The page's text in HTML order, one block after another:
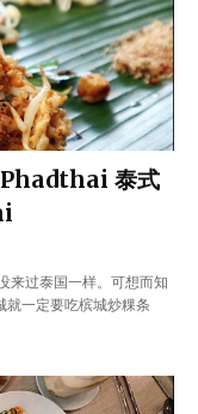
Phadthai 泰式
来过泰国一样。可想而知
就一定要吃槟城炒粿条